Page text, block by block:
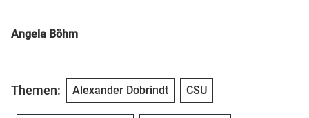
Angela Böhm
Themen: Alexander Dobrindt CSU